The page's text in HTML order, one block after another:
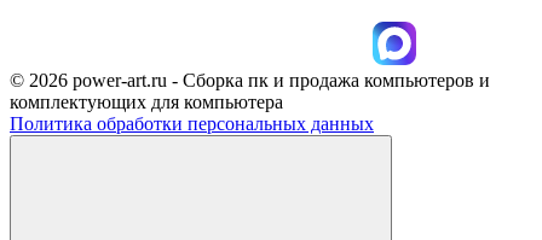
© 2026 power-art.ru - Сборка пк и продажа компьютеров и
комплектующих для компьютера
Политика обработки персональных данных